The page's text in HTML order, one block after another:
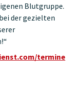
Blutgruppe.
der gezielten
termine